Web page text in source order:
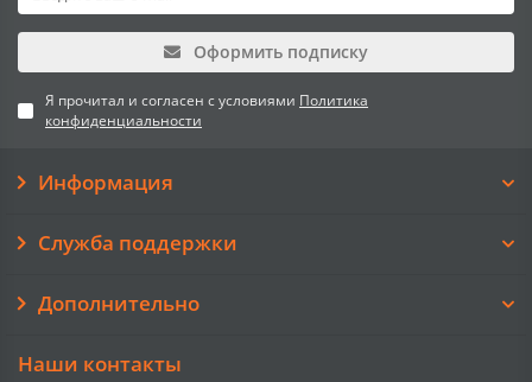
Оформить подписку
Я прочитал и согласен с условиями Политика
конфиденциальности
Информация
Служба поддержки
Дополнительно
Наши контакты